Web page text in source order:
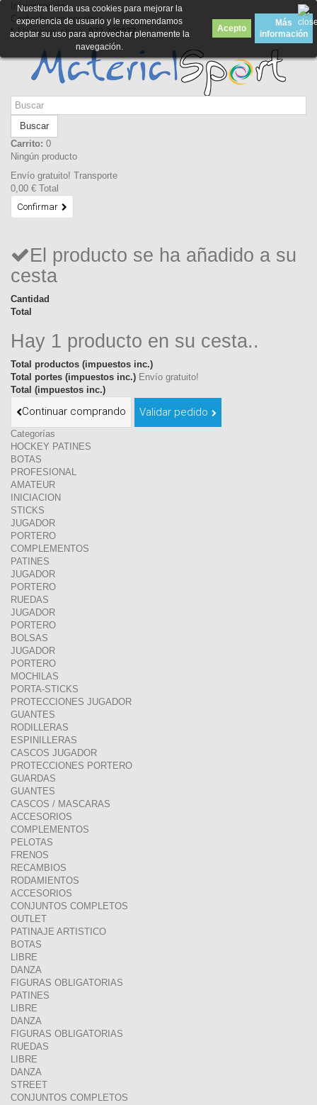
Iniciar sesión
Contacte con nosotros
Llámanos ahora: 972 369077
Buscar
Carrito: 0
Ningún producto
Envío gratuito! Transporte
0,00 € Total
Confirmar
El producto se ha añadido a su
cesta
Cantidad
Total
Hay 1 producto en su cesta..
Total productos (impuestos inc.)
Total portes (impuestos inc.) Envío gratuito!
Total (impuestos inc.)
Continuar comprando Validar pedido
Categorías
HOCKEY PATINES
BOTAS
PROFESIONAL
AMATEUR
INICIACION
STICKS
JUGADOR
PORTERO
COMPLEMENTOS
PATINES
JUGADOR
PORTERO
RUEDAS
JUGADOR
PORTERO
BOLSAS
JUGADOR
PORTERO
MOCHILAS
PORTA-STICKS
PROTECCIONES JUGADOR
GUANTES
RODILLERAS
ESPINILLERAS
CASCOS JUGADOR
PROTECCIONES PORTERO
GUARDAS
GUANTES
CASCOS / MASCARAS
ACCESORIOS
COMPLEMENTOS
PELOTAS
FRENOS
RECAMBIOS
RODAMIENTOS
ACCESORIOS
CONJUNTOS COMPLETOS
OUTLET
PATINAJE ARTISTICO
BOTAS
LIBRE
DANZA
FIGURAS OBLIGATORIAS
PATINES
LIBRE
DANZA
FIGURAS OBLIGATORIAS
RUEDAS
LIBRE
DANZA
STREET
CONJUNTOS COMPLETOS
Nuestra tienda usa cookies para mejorar la
experiencia de usuario y le recomendamos
aceptar su uso para aprovechar plenamente la
navegación.
Acepto
Más
información